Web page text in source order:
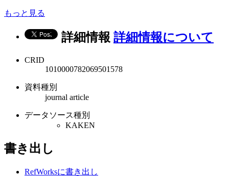
もっと見る
詳細情報 詳細情報について
CRID
1010000782069501578
資料種別
journal article
データソース種別
KAKEN
書き出し
RefWorksに書き出し